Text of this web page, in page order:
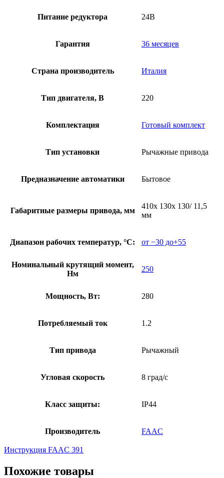
Питание редуктора 24В
Гарантия 36 месяцев
Страна производитель Италия
Тип двигателя, В 220
Комплектация Готовый комплект
Тип установки Рычажные привода
Предназначение автоматики Бытовое
Габаритные размеры привода, мм
410х 130х 130/ 11,5
мм
Диапазон рабочих температур, °С: от −30 до+55
Номинальный крутящий момент,
Нм
250
Мощность, Вт: 280
Потребляемый ток 1.2
Тип привода Рычажный
Угловая скорость 8 град/с
Класс защиты: IP44
Производитель FAAC
Инструкция FAAC 391
Похожие товары